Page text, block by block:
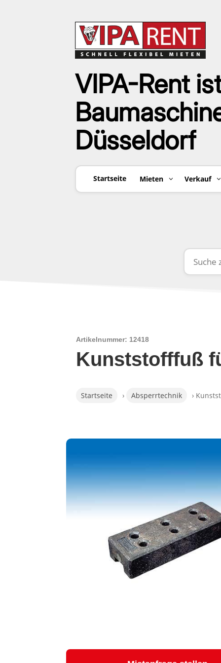
VIPA-Rent
Düsseldorf
Startseite Mieten Verkauf
Artikelnummer: 12418
Kunststofffuß
Startseite › Absperrtechnik ›